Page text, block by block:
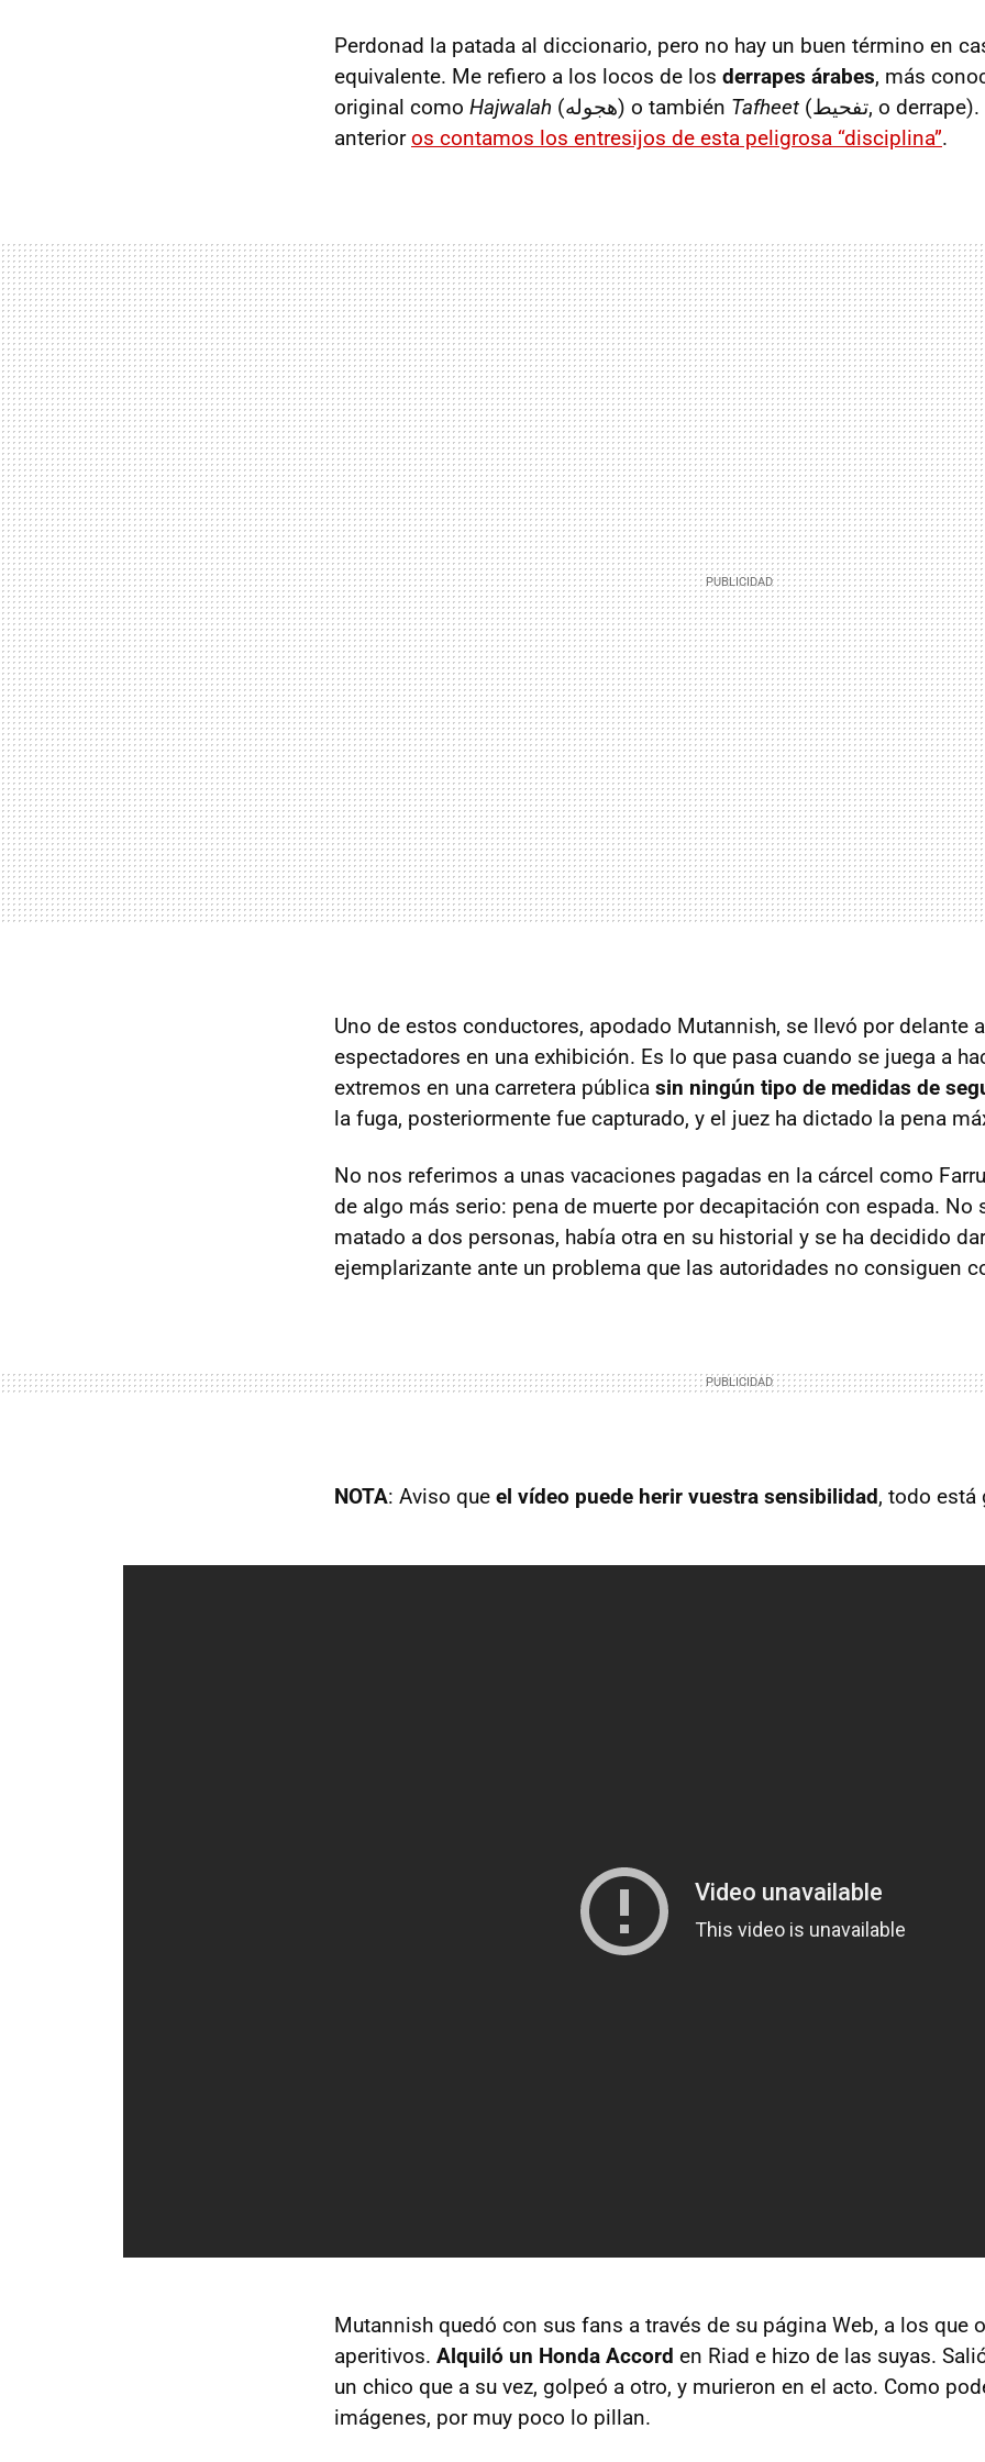
Perdonad la patada al diccionario, pero no hay un buen término en
equivalente. Me refiero a los locos de los derrapes árabes, más
original como Hajwalah (هجوله) o también Tafheet (تفحيط, o derrape). En una ocasión
anterioros contamos los entresijos de esta peligrosa “disciplina”.
Uno de estos conductores, apodado Mutannish, se llevó por delante
espectadores en una exhibición. Es lo que pasa cuando se juega a
extremos en una carretera pública sin ningún tipo de medidas de
la fuga, posteriormente fue capturado, y el juez ha dictado la pena
No nos referimos a unas vacaciones pagadas en la cárcel como
de algo más serio: pena de muerte por decapitación con espada. No
matado a dos personas, había otra en su historial y se ha decidido
ejemplarizante ante un problema que las autoridades no consiguen
NOTA: Aviso que el vídeo puede herir vuestra sensibilidad, todo está
Mutannish quedó con sus fans a través de su página Web, a los que
aperitivos. Alquiló un Honda Accord en Riad e hizo de las suyas.
un chico que a su vez, golpeó a otro, y murieron en el acto. Como
imágenes, por muy poco lo pillan.